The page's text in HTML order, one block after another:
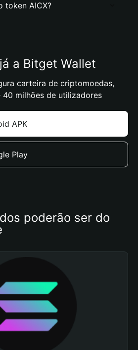
token AICX?
a Bitget Wallet
carteira de criptomoedas,
milhões de utilizadores
APK
Play
poderão ser do